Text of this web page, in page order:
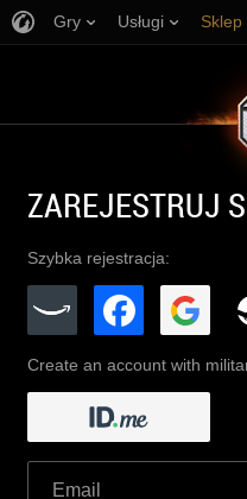
Gry Usługi Sklep
ZAREJESTRUJ
Szybka rejestracja:
Create an account with